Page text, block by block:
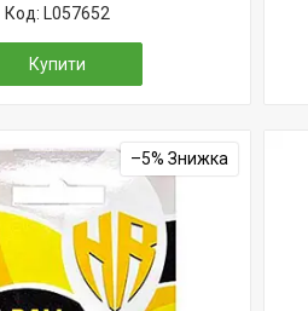
L057652
Купити
–5%